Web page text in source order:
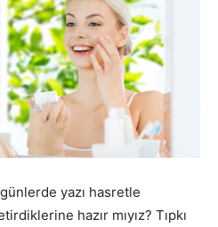
günlerde yazı hasretle
hazır mıyız? Tıpkı